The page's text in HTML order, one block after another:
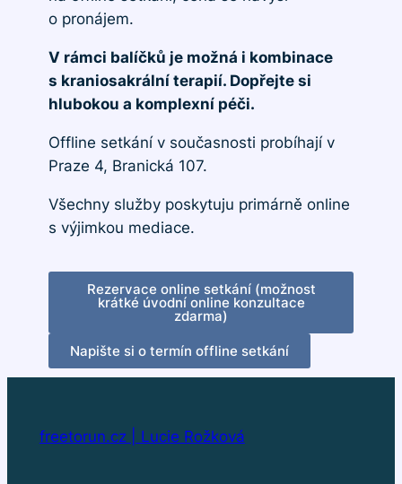
o pronájem.
V rámci balíčků je možná i kombinace
s kraniosakrální terapií. Dopřejte si
hlubokou a komplexní péči.
Offline setkání v současnosti probíhají v
Praze 4, Branická 107.
Všechny služby poskytuju primárně online
s výjimkou mediace.
Rezervace online setkání (možnost
krátké úvodní online konzultace
zdarma)
Napište si o termín offline setkání
freetorun.cz | Lucie Rožková